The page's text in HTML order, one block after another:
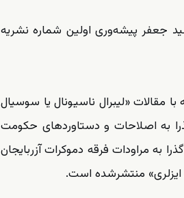
جعفر پیشه‌وری اولین شماره نشریه
«لیبرال ناسیونال یا سوسیال
به اصلاحات و دستاوردهای حکومت
«نگاهی گذرا به مراودات فرقه دموکرات آزربایجان
ایزلری» منتشرشده است.